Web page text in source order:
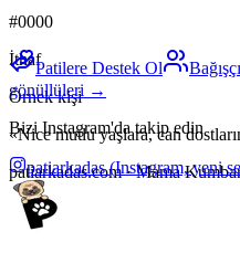
#0000
İthaf
Örnek kişi
«Nice mutlu yaşlara, can
patiarkadas.com · Mama
Patilere Destek Ol
gönüllüleri →
Bizi Instagram'da takip edin
patiarkadas(Instagram, yeni